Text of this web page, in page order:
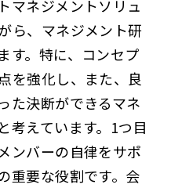
マネジメントソリュ
ら、マネジメント研
す。特に、コンセプ
を強化し、また、良
た決断ができるマネ
考えています。1つ目
ンバーの自律をサポ
重要な役割です。会